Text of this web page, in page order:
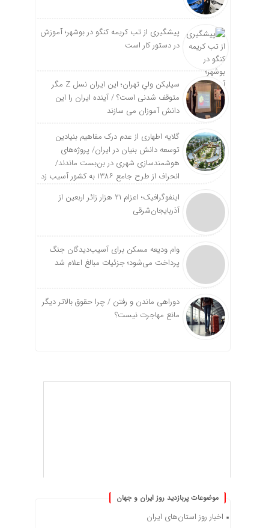
پیشگیری از تب کریمه کنگو در بوشهر؛ آموزش
در دستور کار است
سیلیکن ولیِ تهران؛ این ایران نسل Z مگر
متوقف شدنی است؟ / آینده ایران را این
دانش آموزان می سازند
گلایه اطهاری از عدم درک مفاهیم بنیادین
توسعه دانش بنیان در ایران/ پروژه‌های
هوشمندسازی شهری در بن‌بست ماندند/
انحراف از طرح جامع ۱۳۸۶ به کشور آسیب زد
اینفوگرافیک؛ اعزام ۲۱ هزار زائر اربعین از
آذربایجان‌شرقی
وام ودیعه مسکن برای آسیب‌دیدگان جنگ
پرداخت می‌شود؛ جزئیات مبالغ اعلام شد
دوراهی ماندن و رفتن / چرا حقوق بالاتر دیگر
مانع مهاجرت نیست؟
موضوعات پربازدید روز ایران و جهان
اخبار روز استان‌های ایران